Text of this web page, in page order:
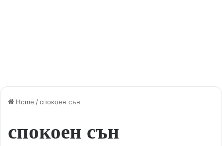
Home /спокоен сън
спокоен сън